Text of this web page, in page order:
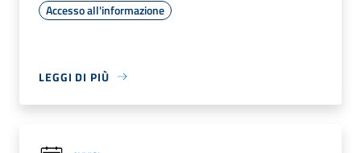
Accesso all'informazione
LEGGI DI PIÙ